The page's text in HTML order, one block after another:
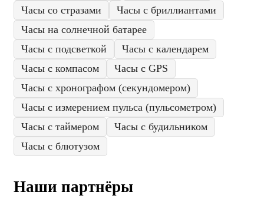
Часы со стразами
Часы с бриллиантами
Часы на солнечной батарее
Часы с подсветкой
Часы с календарем
Часы с компасом
Часы с GPS
Часы с хронографом (секундомером)
Часы с измерением пульса (пульсометром)
Часы с таймером
Часы с будильником
Часы с блютузом
Наши партнёры